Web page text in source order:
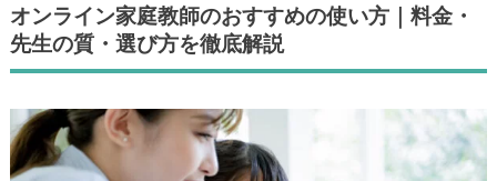
オンライン家庭教師のおすすめの使い方｜料金・
先生の質・選び方を徹底解説